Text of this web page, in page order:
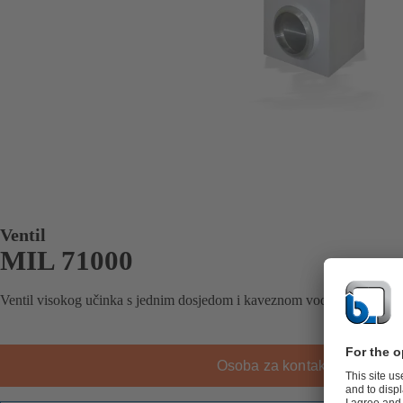
Ventil
MIL 71000
Ventil visokog učinka s jednim dosjedom i kaveznom vodilicom.
Osoba za kontakt u tvrtki